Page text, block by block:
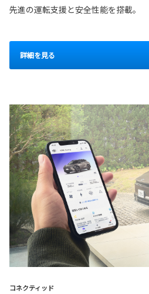
先進の運転支援と安全性能を搭載。
詳細を見る
コネクティッド